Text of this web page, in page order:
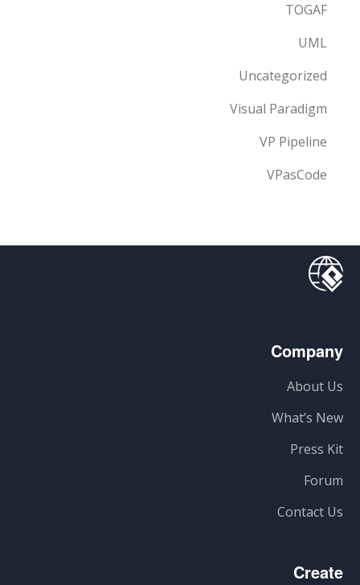
TOGAF
UML
Uncategorized
Visual Paradigm
VP Pipeline
VPasCode
Company
About Us
What’s New
Press Kit
Forum
Contact Us
Create